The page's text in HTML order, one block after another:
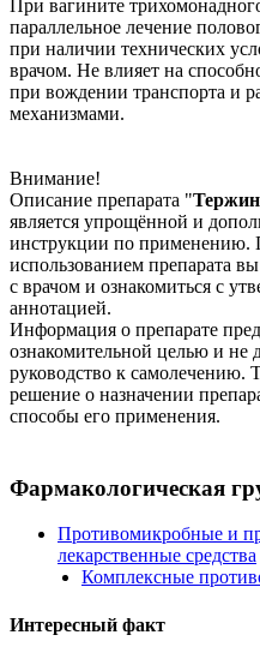
При вагините
параллельное лечение
при наличии технических
врачом. Не влияет на
при вождении транспорта и
механизмами.
Внимание!
Описание препарата "
является упрощённой и
инструкции по применению.
использованием препарата
с врачом и ознакомиться с
аннотацией.
Информация о препарате
ознакомительной целью и не
руководство к самолечению.
решение о назначении
способы его применения.
Фармакологическая
Противомикробные и
лекарственные средства
Комплексные
Интересный факт